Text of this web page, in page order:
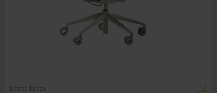
Darba krēsli